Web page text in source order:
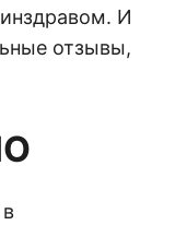
И
отзывы,